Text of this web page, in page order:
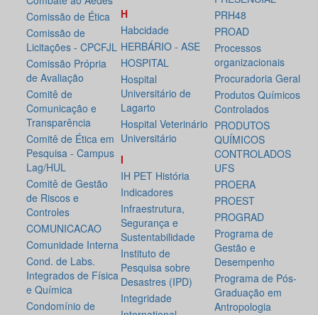
Comissão de Ética
Comissão de
Licitações - CPCFJL
Comissão Própria
de Avaliação
Comitê de
Comunicação e
Transparência
Comitê de Ética em
Pesquisa - Campus
Lag/HUL
Comitê de Gestão
de Riscos e
Controles
COMUNICACAO
Comunidade Interna
Cond. de Labs.
Integrados de Física
e Química
Condomínio de
H
Habcidade
HERBÁRIO - ASE
HOSPITAL
Hospital
Universitário de
Lagarto
Hospital Veterinário
Universitário
I
IH PET História
Indicadores
Infraestrutura,
Segurança e
Sustentabilidade
Instituto de
Pesquisa sobre
Desastres (IPD)
Integridade
PRH48
PROAD
Processos
organizacionais
Procuradoria Geral
Produtos Químicos
Controlados
PRODUTOS
QUÍMICOS
CONTROLADOS
UFS
PROERA
PROEST
PROGRAD
Programa de
Gestão e
Desempenho
Programa de Pós-
Graduação em
Antropologia